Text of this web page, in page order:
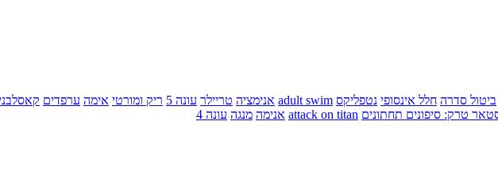
ביטול סדרה חלל אינסופי נטפליקס adult swim אנימציה טריילר עונה 5 ריק ומורטי אימה ערפדים
טרק: סיפונים תחתונים attack on titan אנימה מנגה עונה 4